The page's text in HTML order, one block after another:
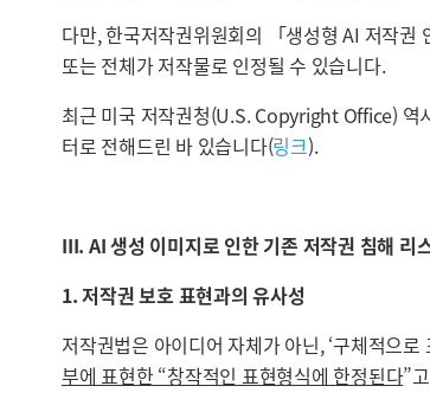
다만, 한국저작권위원회의 「생성형 AI 저작권
또는 전체가 저작물로 인정될 수 있습니다.
최근 미국 저작권청(U.S. Copyright Office) 역
터로 전해드린 바 있습니다(링크).
III. AI 생성 이미지로 인한 기존 저작권 침해 리
1. 저작권 보호 표현과의 유사성
저작권법은 아이디어 자체가 아닌, ‘구체적으
부에 표현한 “창작적인 표현형식에 한정된다”